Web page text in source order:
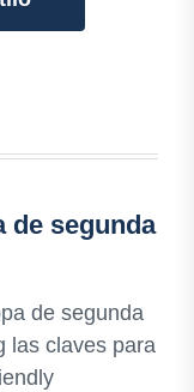
de segunda
de segunda
las claves para